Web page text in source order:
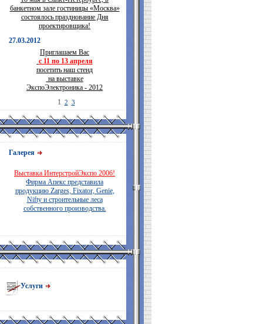
банкетном зале гостиницы «Москва»
состоялось празднование Дня
проектировщика!
27.03.2012
Приглашаем Вас
с 11 по 13 апреля
посетить наш стенд
на выставке
ЭкспоЭлектроника - 2012
1 2 3
Галерея
Выставка ИнтерстройЭкспо 2006!
Фирма Апекс представила
продукцию Zarges, Fixator, Genie,
Nifty и строительные леса
собственного производства.
Услуги